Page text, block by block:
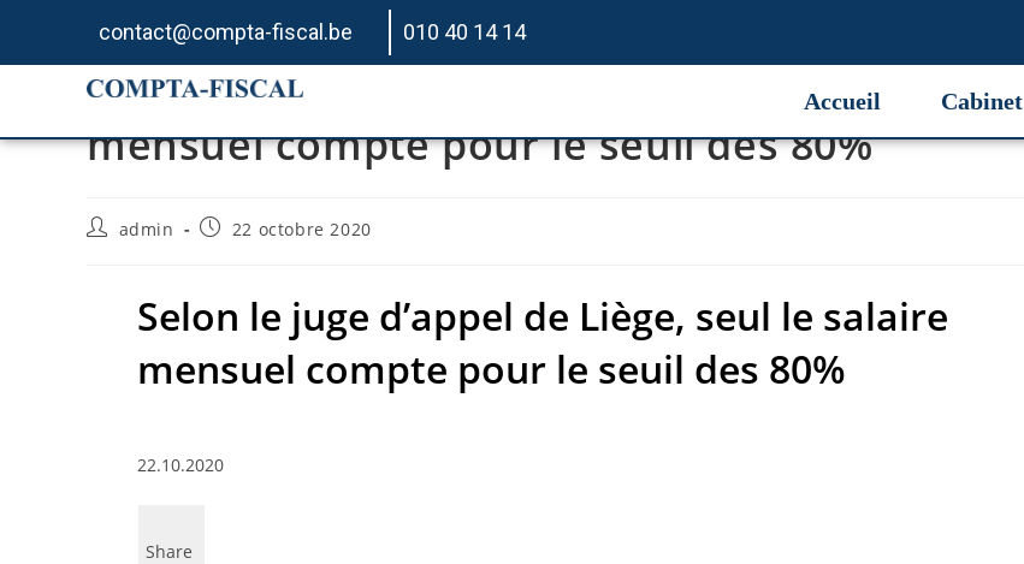
contact@compta-fiscal.be 010 40 14 14
Accueil Cabinet
Selon le juge d’appel de Liège, seul le salaire
mensuel compte pour le seuil des 80%
admin 22 octobre 2020
Selon le juge d’appel de Liège, seul le salaire
mensuel compte pour le seuil des 80%
22.10.2020
Share